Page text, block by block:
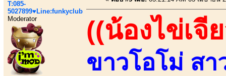
T:085-
5027899♥Line:funkyclub
Moderator
((น้องไข่เจี
ขาวโอโม่ ส